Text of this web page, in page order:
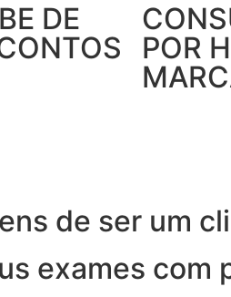
DE
POR
de ser um
exames com